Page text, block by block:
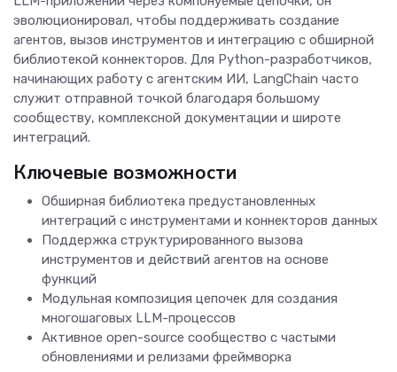
эволюционировал, чтобы поддерживать создание
агентов, вызов инструментов и интеграцию с обширной
библиотекой коннекторов. Для Python-разработчиков,
начинающих работу с агентским ИИ, LangChain часто
служит отправной точкой благодаря большому
сообществу, комплексной документации и широте
интеграций.
Ключевые возможности
Обширная библиотека предустановленных
интеграций с инструментами и коннекторов данных
Поддержка структурированного вызова
инструментов и действий агентов на основе
функций
Модульная композиция цепочек для создания
многошаговых LLM-процессов
Активное open-source сообщество с частыми
обновлениями и релизами фреймворка